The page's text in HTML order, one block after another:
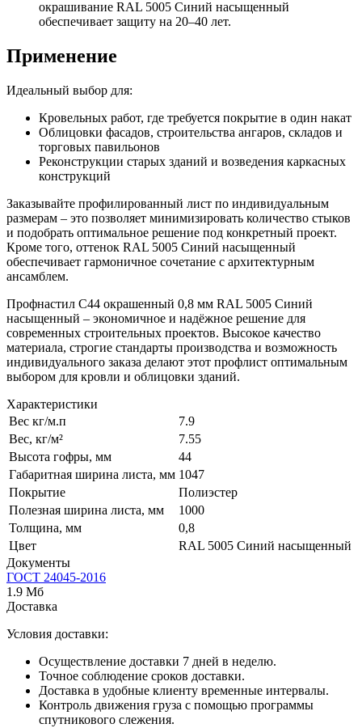
окрашивание RAL 5005 Синий насыщенный
обеспечивает защиту на 20–40 лет.
Применение
Идеальный выбор для:
Кровельных работ, где требуется покрытие в один накат
Облицовки фасадов, строительства ангаров, складов и
торговых павильонов
Реконструкции старых зданий и возведения каркасных
конструкций
Заказывайте профилированный лист по индивидуальным
размерам – это позволяет минимизировать количество стыков
и подобрать оптимальное решение под конкретный проект.
Кроме того, оттенок RAL 5005 Синий насыщенный
обеспечивает гармоничное сочетание с архитектурным
ансамблем.
Профнастил С44 окрашенный 0,8 мм RAL 5005 Синий
насыщенный – экономичное и надёжное решение для
современных строительных проектов. Высокое качество
материала, строгие стандарты производства и возможность
индивидуального заказа делают этот профлист оптимальным
выбором для кровли и облицовки зданий.
Характеристики
Вес кг/м.п
7.9
Вес, кг/м²
7.55
Высота гофры, мм
44
Габаритная ширина листа, мм 1047
Покрытие
Полиэстер
Полезная ширина листа, мм
1000
Толщина, мм
0,8
Цвет
RAL 5005 Синий насыщенный
Документы
ГОСТ 24045-2016
1.9 Мб
Доставка
Условия доставки:
Осуществление доставки 7 дней в неделю.
Точное соблюдение сроков доставки.
Доставка в удобные клиенту временные интервалы.
Контроль движения груза с помощью программы
спутникового слежения.